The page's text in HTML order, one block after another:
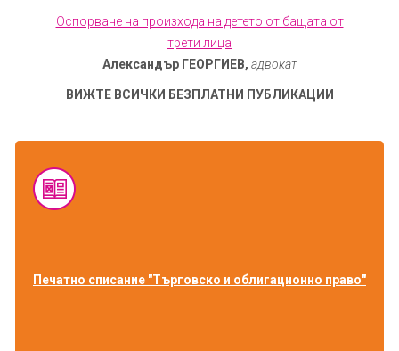
Оспорване на произхода на детето от бащата от
трети лица
Александър ГЕОРГИЕВ, адвокат
ВИЖТЕ ВСИЧКИ БЕЗПЛАТНИ ПУБЛИКАЦИИ
Печатно списание "Търговско и облигационно право"